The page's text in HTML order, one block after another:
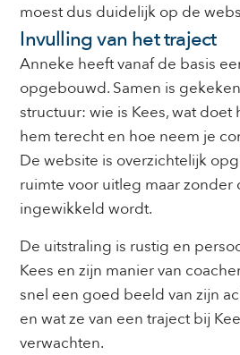
moest dus duidelijk op de
Invulling van het traject
Anneke heeft vanaf de basis
opgebouwd. Samen is
structuur: wie is Kees, wat doet
hem terecht en hoe neem je
De website is overzichtelijk
ruimte voor uitleg maar zonder
ingewikkeld wordt.
De uitstraling is rustig en
Kees en zijn manier van
snel een goed beeld van zijn
en wat ze van een traject bij
verwachten.